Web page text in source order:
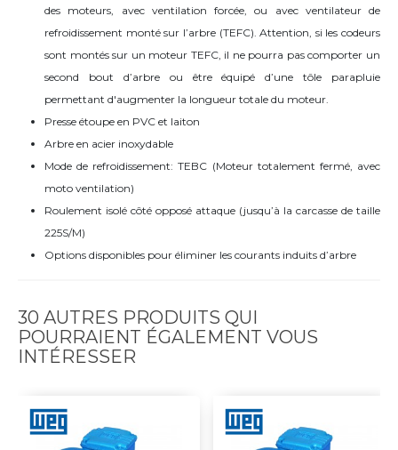
des moteurs, avec ventilation forcée, ou avec ventilateur de
refroidissement monté sur l’arbre (TEFC). Attention, si les codeurs
sont montés sur un moteur TEFC, il ne pourra pas comporter un
second bout d’arbre ou être équipé d’une tôle parapluie
permettant d'augmenter la longueur totale du moteur.
Presse étoupe en PVC et laiton
Arbre en acier inoxydable
Mode de refroidissement: TEBC (Moteur totalement fermé, avec
moto ventilation)
Roulement isolé côté opposé attaque (jusqu’à la carcasse de taille
225S/M)
Options disponibles pour éliminer les courants induits d’arbre
30 AUTRES PRODUITS QUI
POURRAIENT ÉGALEMENT VOUS
INTÉRESSER